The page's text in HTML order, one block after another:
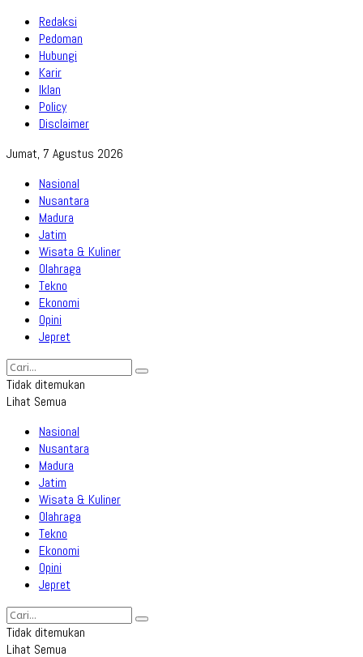
Redaksi
Pedoman
Hubungi
Karir
Iklan
Policy
Disclaimer
Jumat, 7 Agustus 2026
Nasional
Nusantara
Madura
Jatim
Wisata & Kuliner
Olahraga
Tekno
Ekonomi
Opini
Jepret
Tidak ditemukan
Lihat Semua
Nasional
Nusantara
Madura
Jatim
Wisata & Kuliner
Olahraga
Tekno
Ekonomi
Opini
Jepret
Tidak ditemukan
Lihat Semua